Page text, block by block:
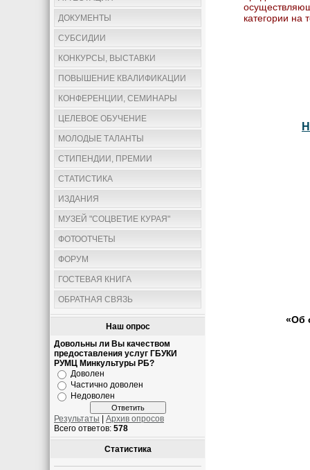
ДОКУМЕНТЫ
СУБСИДИИ
КОНКУРСЫ, ВЫСТАВКИ
ПОВЫШЕНИЕ КВАЛИФИКАЦИИ
КОНФЕРЕНЦИИ, СЕМИНАРЫ
ЦЕЛЕВОЕ ОБУЧЕНИЕ
МОЛОДЫЕ ТАЛАНТЫ
СТИПЕНДИИ, ПРЕМИИ
СТАТИСТИКА
ИЗДАНИЯ
МУЗЕЙ "СОЦВЕТИЕ КУРАЯ"
ФОТООТЧЕТЫ
ФОРУМ
ГОСТЕВАЯ КНИГА
ОБРАТНАЯ СВЯЗЬ
Наш опрос
Довольны ли Вы качеством
предоставления услуг ГБУКИ
РУМЦ Минкультуры РБ?
Доволен
Частично доволен
Недоволен
Результаты
Архив опросов
Всего ответов: 578
Статистика
категории на
«Об